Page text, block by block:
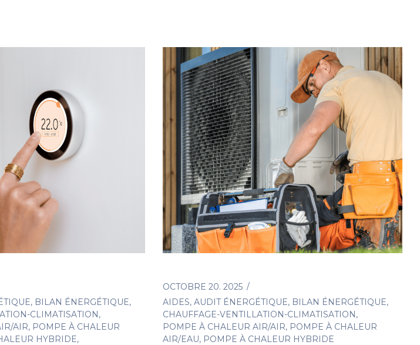
, BILAN ÉNERGÉTIQUE,
CLIMATISATION,
AIR, POMPE À CHALEUR
HYBRIDE,
OCTOBRE 20. 2025
AIDES, AUDIT ÉNERGÉTIQUE, BILAN ÉNERGÉTIQUE,
CHAUFFAGE-VENTILLATION-CLIMATISATION,
POMPE À CHALEUR AIR/AIR, POMPE À CHALEUR
AIR/EAU, POMPE À CHALEUR HYBRIDE